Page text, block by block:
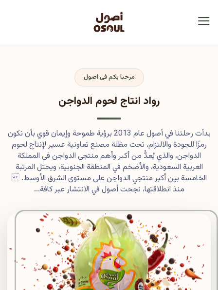
مرحبا بكم فى اصول
رواد انتاج لحوم الدواجن
بدأت رحلتنا في أصول عام 2013 برؤية طموحة وإيمان قوي بأن نكون
رمزًا للجودة والالتزام، تحت مظلة مصنع تعاونية عسير لإنتاج لحوم
الدواجن، والذي يُعدُّ من أكبر وأهم منتجي الدواجن في المملكة
العربية السعودية، والأضخم في المنطقة الجنوبية، ويحتل المرتبة
الخامسة بين أكبر منتجي الدواجن على مستوى الشرق الأوسط.
منذ انطلاقتها، نجحت أصول في الانتشار عبر كافة...